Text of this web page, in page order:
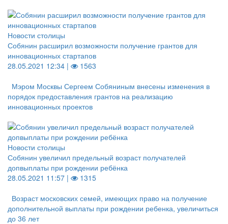
Новости столицы
Собянин расширил возможности получение грантов для
инновационных стартапов
28.05.2021 12:34 |
1563
Мэром Москвы Сергеем Собяниным внесены изменения в
порядок предоставления грантов на реализацию
инновационных проектов
Новости столицы
Собянин увеличил предельный возраст получателей
допвыплаты при рождении ребёнка
28.05.2021 11:57 |
1315
Возраст московских семей, имеющих право на получение
дополнительной выплаты при рождении ребенка, увеличиться
до 36 лет